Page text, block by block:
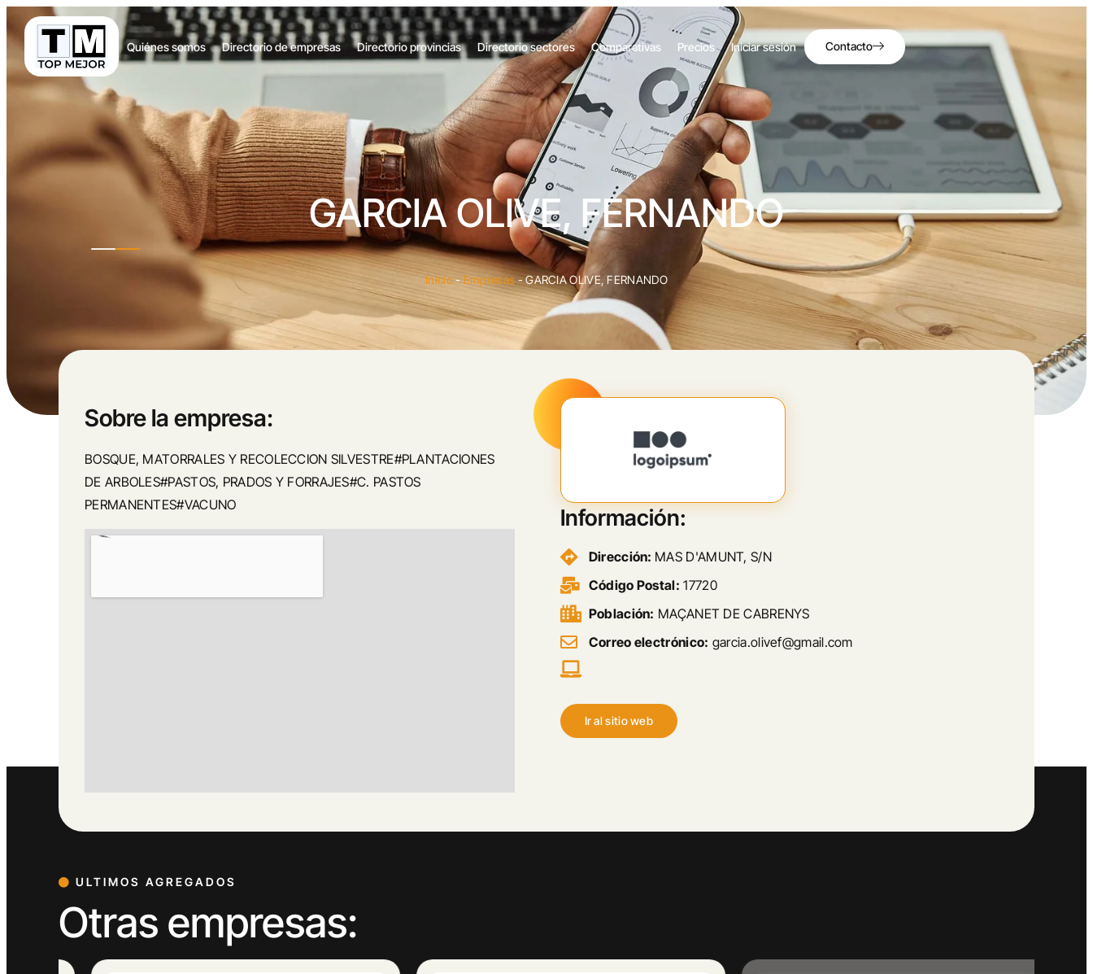
Quiénes somos Directorio de empresas Directorio provincias Directorio sectores Comparativas Precios Iniciar sesión Contacto
GARCIA OLIVE, FERNANDO
Inicio- Empresas-GARCIA OLIVE, FERNANDO
Sobre la empresa:
BOSQUE, MATORRALES Y RECOLECCION SILVESTRE#PLANTACIONES
DE ARBOLES#PASTOS, PRADOS Y FORRAJES#C. PASTOS
PERMANENTES#VACUNO
Información:
Dirección: MAS D'AMUNT, S/N
Código Postal: 17720
Población: MAÇANET DE CABRENYS
Correo electrónico: garcia.olivef@gmail.com
Ir al sitio web
ULTIMOS AGREGADOS
Otras empresas: